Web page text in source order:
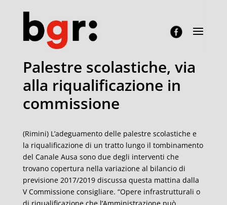
Palestre scolastiche, via
alla riqualificazione in
commissione
(Rimini) L’adeguamento delle palestre scolastiche e
la riqualificazione di un tratto lungo il tombinamento
del Canale Ausa sono due degli interventi che
trovano copertura nella variazione al bilancio di
previsione 2017/2019 discussa questa mattina dalla
V Commissione consigliare. “Opere infrastrutturali o